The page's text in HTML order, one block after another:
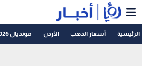
الرئيسية أسعار الذهب الأردن مونديال 2026